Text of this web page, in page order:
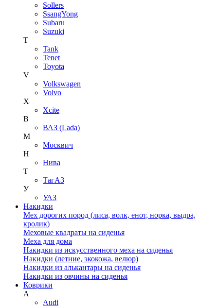
Sollers
SsangYong
Subaru
Suzuki
T
Tank
Tenet
Toyota
V
Volkswagen
Volvo
X
Xcite
В
ВАЗ (Lada)
М
Москвич
Н
Нива
Т
ТагАЗ
У
УАЗ
Накидки
Мех дорогих пород (лиса, волк, енот, норка, выдра,
кролик)
Меховые квадраты на сиденья
Меха для дома
Накидки из искусственного меха на сиденья
Накидки (летние, экокожа, велюр)
Накидки из алькантары на сиденья
Накидки из овчины на сиденья
Коврики
A
Audi